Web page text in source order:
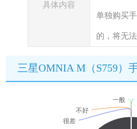
具体内容
单独购买
的，将无
三星OMNIA M（S759）
一般
不好
很差